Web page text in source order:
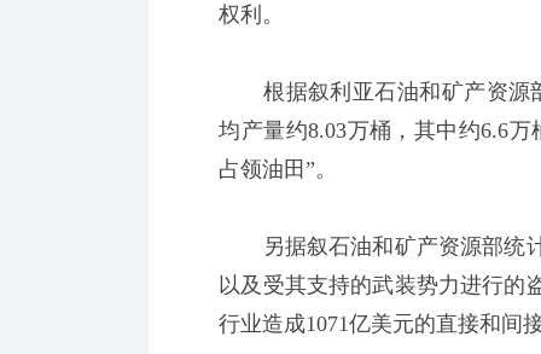
权利。
根据叙利亚石油和矿产资源
均产量约8.03万桶，其中约6.6
占领油田”。
另据叙石油和矿产资源部统计
以及受其支持的武装势力进行的
行业造成1071亿美元的直接和间